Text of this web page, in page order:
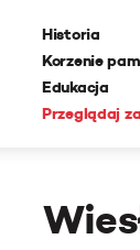
Historia
Korzenie
Edukacja
Przeglądaj